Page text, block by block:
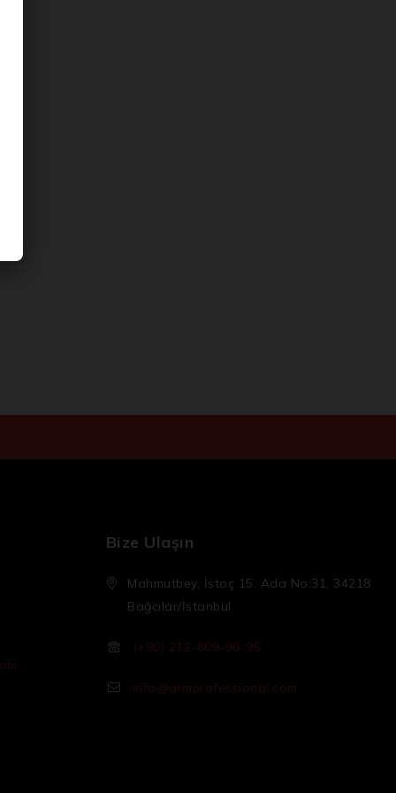
Bize Ulaşın
Mahmutbey, İstoç 15. Ada No:31, 34218
Bağcılar/İstanbul
(+90) 212-809-96-95
info@armprofessional.com